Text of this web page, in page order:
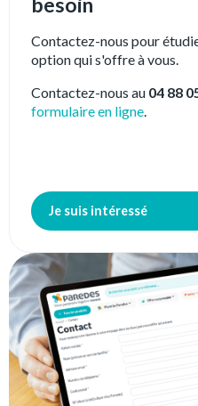
Contactez-nous pour
option qui s'offre à vous.
Contactez-nous au 04 88
formulaire en ligne.
Je suis intéressé